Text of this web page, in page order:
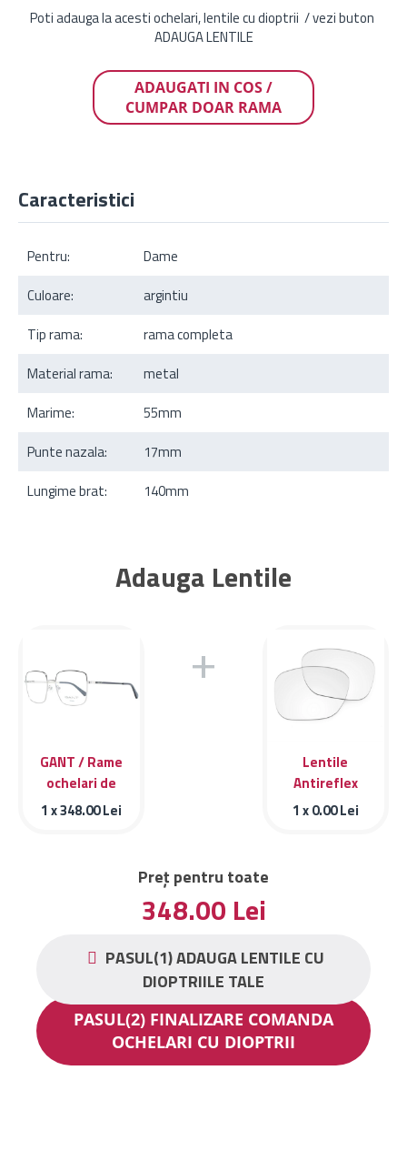
Poti adauga la acesti ochelari, lentile cu dioptrii / vezi buton
ADAUGA LENTILE
ADAUGATI IN COS /
CUMPAR DOAR RAMA
Caracteristici
Pentru:
Dame
Culoare:
argintiu
Tip rama:
rama completa
Material rama:
metal
Marime:
55mm
Punte nazala:
17mm
Lungime brat:
140mm
Adauga Lentile
GANT / Rame
ochelari de
vedere Gant
1 x348.00Lei
+
Lentile
Antireflex
PASUL(1) ADAUGA LENTILE CU
DIOPTRIILE TALE
1 x0.00Lei
Preț pentru toate
348.00 Lei
PASUL(2) FINALIZARE COMANDA
OCHELARI CU DIOPTRII